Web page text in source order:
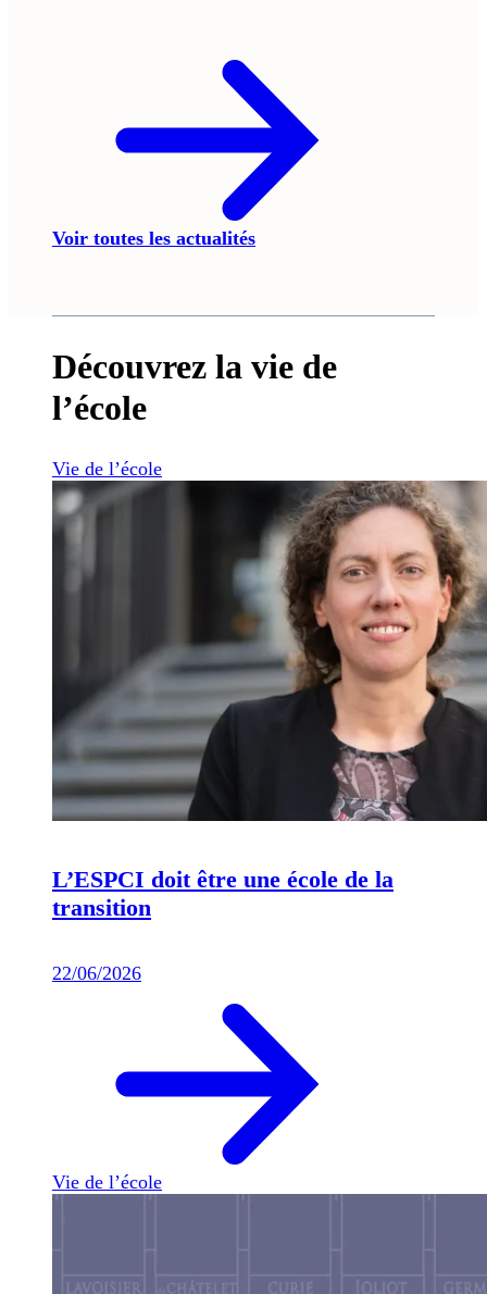
Voir toutes les actualités
Découvrez la vie de
l’école
Vie de l’école
L’ESPCI doit être une école de la
transition
22/06/2026
Vie de l’école